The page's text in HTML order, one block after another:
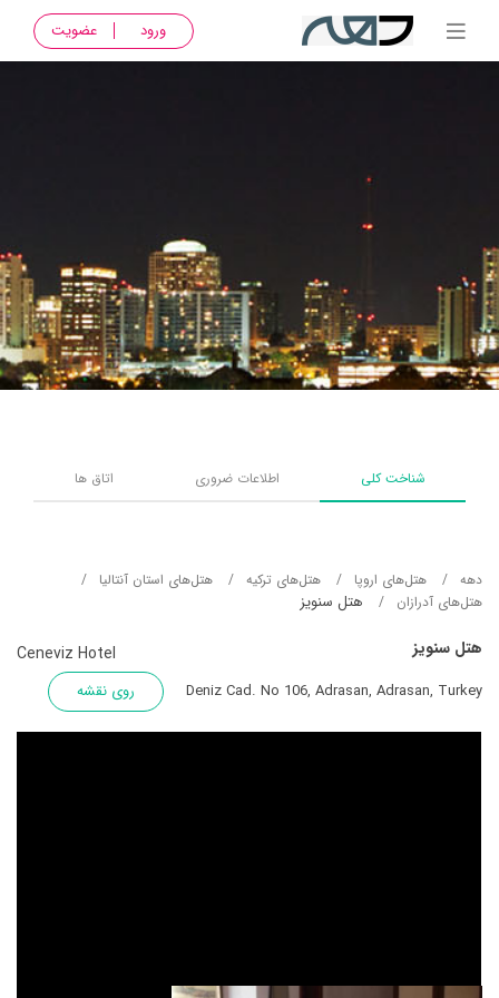
ورود عضویت
شناخت کلی اطلاعات ضروری اتاق ها
دهه هتل‌های اروپا هتل‌های ترکیه
هتل‌های استان آنتالیا
هتل‌های آدرازان
هتل سنویز
هتل سنویز Ceneviz Hotel
Deniz Cad. No 106, Adrasan, Adrasan, Turkey روی نقشه